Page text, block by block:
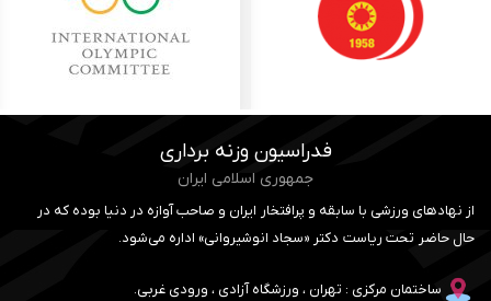
فدراسیون وزنه برداری
جمهوری اسلامی ایران
از نهادهای ورزشی با سابقه و پرافتخار ایران و صاحب آوازه در دنیا بوده که در
حال حاضر تحت ریاست دکتر «سجاد انوشیروانی» اداره می‌شود.
ساختمان مرکزی : تهران ، ورزشگاه آزادی ، ورودی غربی.